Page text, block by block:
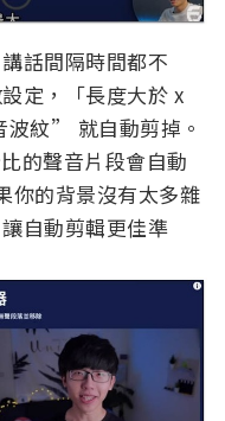
話間隔時間都不
定，「長度大於 x
紋” 就自動剪掉。
的聲音片段會自動
你的背景沒有太多雜
自動剪輯更佳準